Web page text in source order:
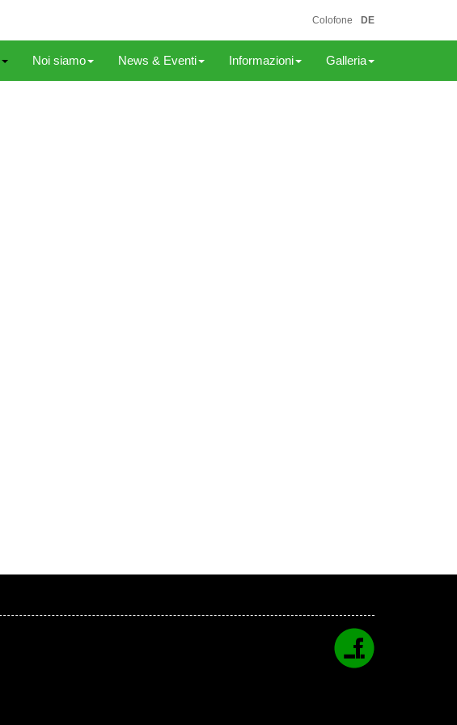
Noi siamo News & Eventi Informazioni Galleria
Colofone DE